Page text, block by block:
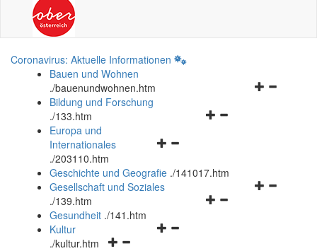
Coronavirus: Aktuelle Informationen
Bauen und Wohnen
./bauenundwohnen.htm
Navigationsmenü
Bildung und Forschung
./133.htm
Navigationsmenü
und
schließen
Europa und
Internationales
./203110.htm
Geschichte und Geografie ./141017.htm
Navigationsmenü
Gesellschaft und Soziales
./139.htm
Navigationsmenü
Gesundheit ./141.htm
Navigationsmenü
Kultur
./kultur.htm